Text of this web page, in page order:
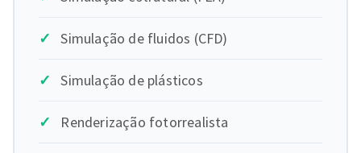
Simulação de fluidos (CFD)
Simulação de plásticos
Renderização fotorrealista